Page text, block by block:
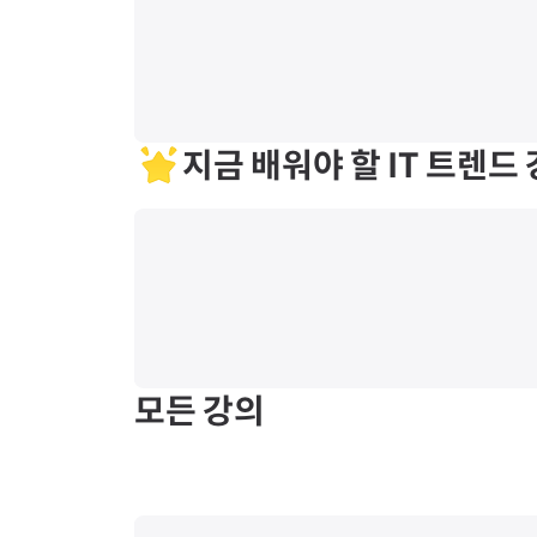
지금 배워야 할 IT 트렌드
모든 강의